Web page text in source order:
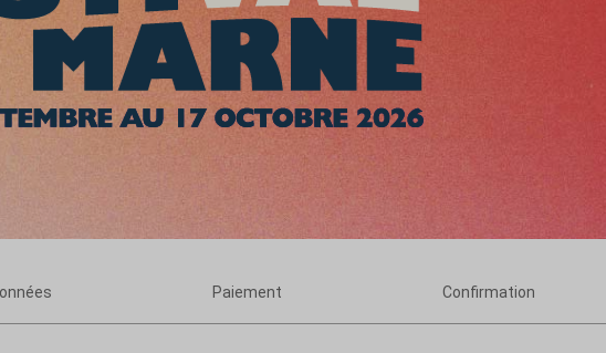
Paiement Confirmation